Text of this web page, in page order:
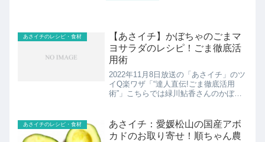
あさイチのレシピ・食材
【あさイチ】かぼちゃのごまマ
ヨサラダのレシピ！ごま徹底活
用術
2022年11月8日放送の「あさイチ」のツ
イQ楽ワザ「“達人直伝!ごま徹底活用
術”」こちらでは緑川鮎香さんのかぼち
あさイチのレシピ・食材
あさイチ：愛媛松山の国産アボ
カドのお取り寄せ！順ちゃん農